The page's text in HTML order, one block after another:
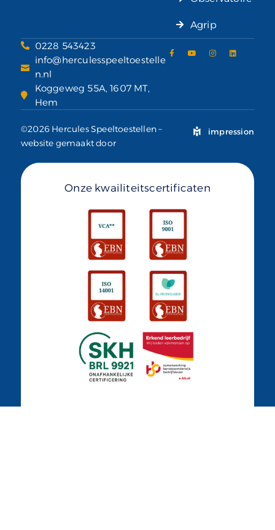
Agrip
0228 543423
info@herculesspeeltoestelle
n.nl
Koggeweg 55A, 1607 MT,
Hem
©2026 Hercules Speeltoestellen –
website gemaakt door
impression
Onze kwailiteitscertificaten